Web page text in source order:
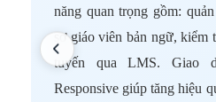
năng quan trọng gồm:
sơ giáo viên bản ngữ, kiểm
tuyến qua LMS. Giao
Responsive giúp tăng hiệu